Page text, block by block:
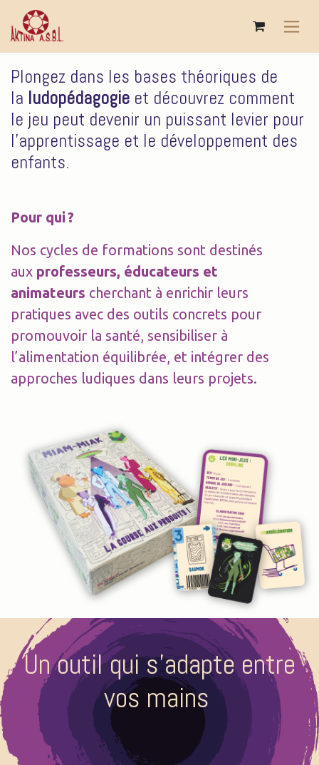
Se rendre au contenu
Plongez dans les bases théoriques de
la ludopédagogie et découvrez comment
le jeu peut devenir un puissant levier pour
l’apprentissage et le développement des
enf​ants.​
Pour qui ?
Nos cycles de formations sont destinés
aux professeurs, éducateurs et
animateurs cherchant à enrichir leurs
pratiques avec des outils concrets pour
promouvoir la santé, sensibiliser à
l’alimentation équilibrée, et intégrer des
approches ludiques dans leurs projets.
Un outil qui s’adapte entre
vos mains